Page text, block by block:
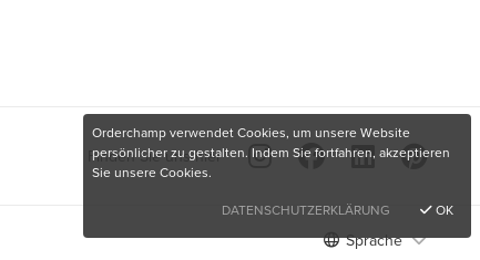
Finden Sie uns hier
Sprache
Orderchamp verwendet Cookies, um unsere Website
persönlicher zu gestalten. Indem Sie fortfahren, akzeptieren
Sie unsere Cookies.
DATENSCHUTZERKLÄRUNG
OK